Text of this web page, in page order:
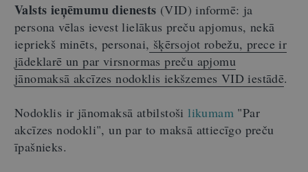
Valsts ieņēmumu dienests (VID) informē: ja
persona vēlas ievest lielākus preču apjomus, nekā
iepriekš minēts, personai, šķērsojot robežu, prece ir
jādeklarē un par virsnormas preču apjomu
jānomaksā akcīzes nodoklis iekšzemes VID iestādē.
Nodoklis ir jānomaksā atbilstošilikumam "Par
akcīzes nodokli", un par to maksā attiecīgo preču
īpašnieks.